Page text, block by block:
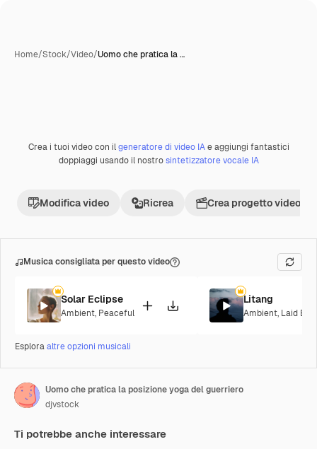
Home/Stock/Video/Uomo che pratica la …
Premium
Crea i tuoi video con ilgeneratore di video IAe aggiungi fantastici
doppiaggi usando il nostrosintetizzatore vocale IA
Modifica video Ricrea Crea progetto video
Musica consigliata per questo video
Solar Eclipse
Ambient, Peaceful
Litang
Ambient, Laid
Esploraaltre opzioni musicali
Uomo che pratica la posizione yoga del guerriero
djvstock
Ti potrebbe anche interessare